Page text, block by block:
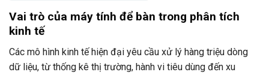
Vai trò của máy tính để bàn trong phân tích
kinh tế
Các mô hình kinh tế hiện đại yêu cầu xử lý hàng triệu dòng
dữ liệu, từ thống kê thị trường, hành vi tiêu dùng đến xu